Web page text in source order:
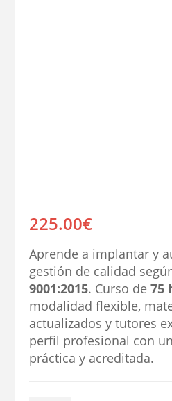
225.00€
Aprende a implantar y
gestión de calidad
9001:2015. Curso de75
modalidad flexible,
actualizados y tutores
perfil profesional con
práctica y acreditada.